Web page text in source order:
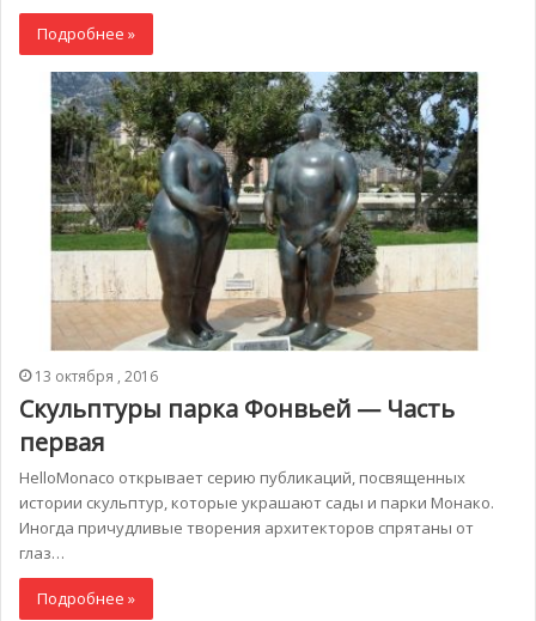
Подробнее »
13 октября , 2016
Скульптуры парка Фонвьей — Часть
первая
HelloMonaco открывает серию публикаций, посвященных
истории скульптур, которые украшают сады и парки Монако.
Иногда причудливые творения архитекторов спрятаны от
глаз…
Подробнее »